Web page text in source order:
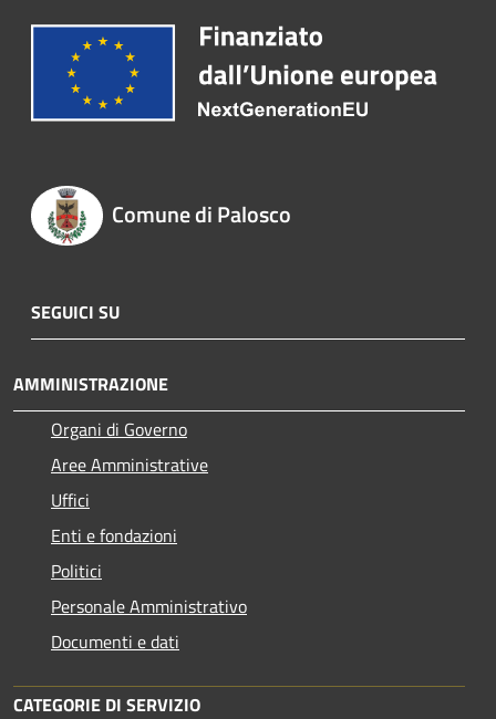
Comune di Palosco
SEGUICI SU
AMMINISTRAZIONE
Organi di Governo
Aree Amministrative
Uffici
Enti e fondazioni
Politici
Personale Amministrativo
Documenti e dati
CATEGORIE DI SERVIZIO